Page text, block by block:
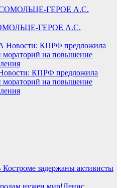
ГЕРОЕ А.С.
КПРФ предложила
мораторий на повышение
Костроме задержаны активисты
Денис